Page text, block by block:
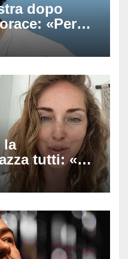
dopo
«Per
trappola», il
percorso
la
tutti: «Un
mi rifacessi
i ritocchi di